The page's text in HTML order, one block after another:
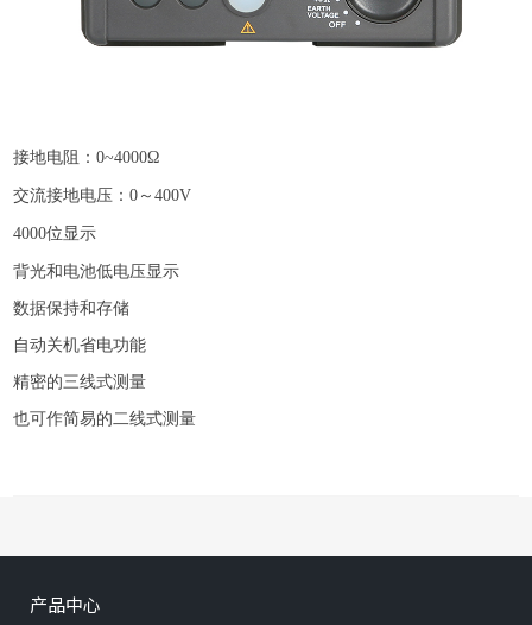
接地电阻：0~4000Ω
交流接地电压：0～400V
4000位显示
背光和电池低电压显示
数据保持和存储
自动关机省电功能
精密的三线式测量
也可作简易的二线式测量
产品中心